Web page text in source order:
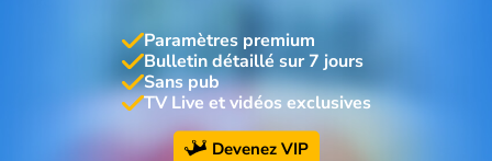
Paramètres premium
Bulletin détaillé sur 7 jours
Sans pub
TV Live et vidéos exclusives
Devenez VIP